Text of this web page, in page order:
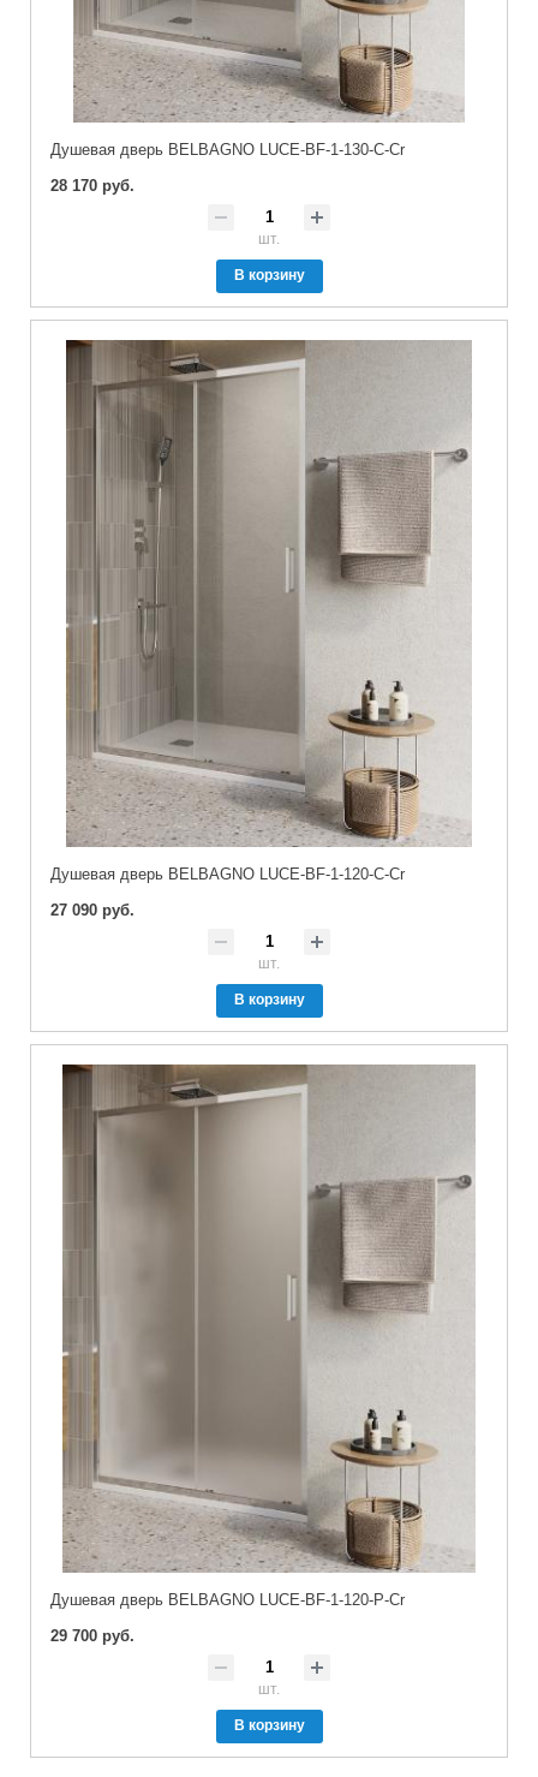
Душевая дверь BELBAGNO LUCE-BF-1-130-C-Cr
28 170 руб.
шт.
В корзину
Душевая дверь BELBAGNO LUCE-BF-1-120-C-Cr
27 090 руб.
шт.
В корзину
Душевая дверь BELBAGNO LUCE-BF-1-120-P-Cr
29 700 руб.
шт.
В корзину